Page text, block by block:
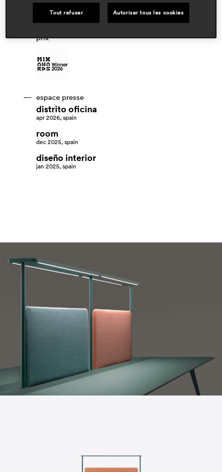
domaines
workspace & corporate
prix
espace presse
distrito oficina
apr 2026, spain
room
dec 2025, spain
diseño interior
jan 2025, spain
Tout refuser Autoriser tous les cookies